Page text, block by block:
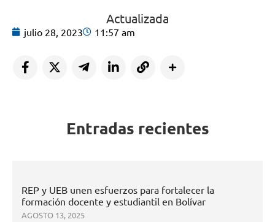
Actualizada
julio 28, 2023 11:57 am
Entradas recientes
REP y UEB unen esfuerzos para fortalecer la
formación docente y estudiantil en Bolívar
AGOSTO 13, 2025